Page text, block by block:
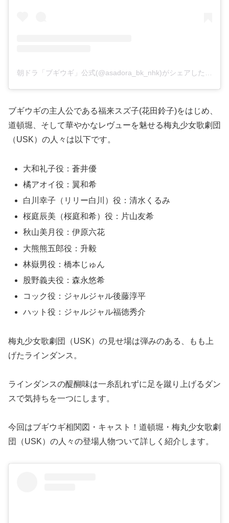
ブギウギの主人公である福来スズ子(花田鈴子)をはじめ、
道頓堀、そして華やかなレヴューを魅せる梅丸少女歌劇団
（USK）の人々は以下です。
大和礼子役：蒼井優
橘アオイ役：翼和希
白川幸子（リリー白川）役：清水くるみ
桜庭辰美（桜庭和希）役：片山友希
秋山美月役：伊原六花
大熊熊五郎役：升毅
林嶽男役：橋本じゅん
股野義夫役：森永悠希
コック役：ジャルジャル後藤淳平
ハット役：ジャルジャル福徳秀介
梅丸少女歌劇団（USK）の見せ場は弾みのある、もも上
げたラインダンス。
ラインダンスの醍醐味は一糸乱れずに足を蹴り上げるダン
スで気持ちを一つにします。
今回はブギウギ相関図・キャスト！道頓堀・梅丸少女歌劇
団（USK）の人々の登場人物ついて詳しく紹介します。